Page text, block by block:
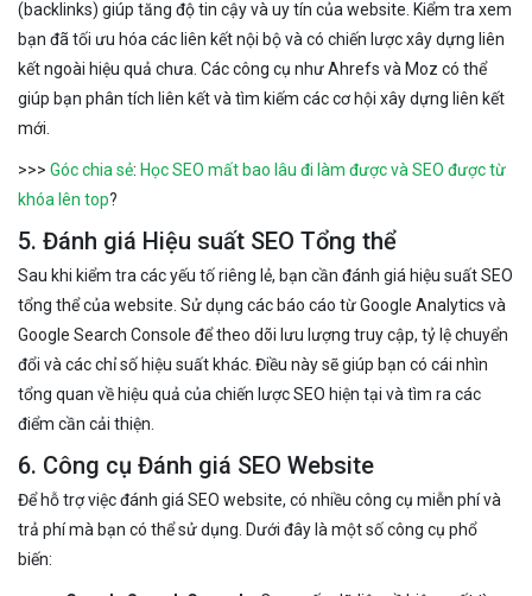
(backlinks) giúp tăng độ tin cậy và uy tín của website. Kiểm tra xem
bạn đã tối ưu hóa các liên kết nội bộ và có chiến lược xây dựng liên
kết ngoài hiệu quả chưa. Các công cụ như Ahrefs và Moz có thể
giúp bạn phân tích liên kết và tìm kiếm các cơ hội xây dựng liên kết
mới.
>>> Góc chia sẻ: Học SEO mất bao lâu đi làm được và SEO được từ
khóa lên top?
5. Đánh giá Hiệu suất SEO Tổng thể
Sau khi kiểm tra các yếu tố riêng lẻ, bạn cần đánh giá hiệu suất SEO
tổng thể của website. Sử dụng các báo cáo từ Google Analytics và
Google Search Console để theo dõi lưu lượng truy cập, tỷ lệ chuyển
đổi và các chỉ số hiệu suất khác. Điều này sẽ giúp bạn có cái nhìn
tổng quan về hiệu quả của chiến lược SEO hiện tại và tìm ra các
điểm cần cải thiện.
6. Công cụ Đánh giá SEO Website
Để hỗ trợ việc đánh giá SEO website, có nhiều công cụ miễn phí và
trả phí mà bạn có thể sử dụng. Dưới đây là một số công cụ phổ
biến: